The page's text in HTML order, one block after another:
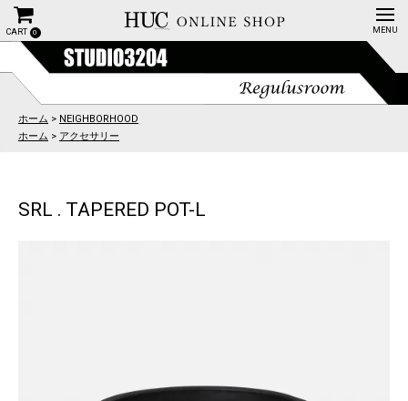
CART 0
ホーム > NEIGHBORHOOD
ホーム > アクセサリー
SRL . TAPERED POT-L